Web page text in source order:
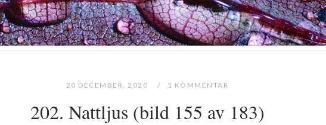
20 DECEMBER, 2020 1 KOMMENTAR
202. Nattljus (bild 155 av 183)